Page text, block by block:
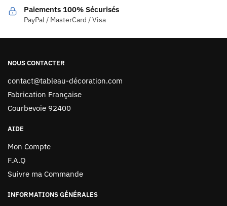
Paiements 100% Sécurisés
PayPal / MasterCard / Visa
NOUS CONTACTER
contact@tableau-décoration.com
Fabrication Française
Courbevoie 92400
AIDE
Mon Compte
F.A.Q
Suivre ma Commande
INFORMATIONS GÉNÉRALES